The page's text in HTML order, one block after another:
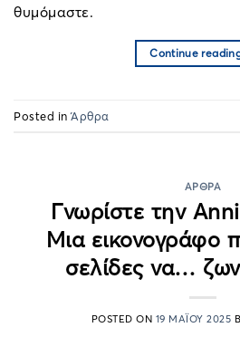
θυμόμαστε.
Continue
Posted inΆρθρα
ΆΡΘΡΑ
Γνωρίστε την
Μια εικονογράφο
σελίδες να…
POSTED ON 19 ΜΑΪ́ΟΥ 2025